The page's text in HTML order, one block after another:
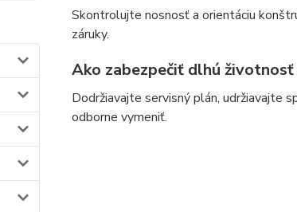
Skontrolujte nosnosť a orientáciu
záruky.
Ako zabezpečiť dlhú životnosť
Dodržiavajte servisný plán, udržiavajte
odborne vymeniť.